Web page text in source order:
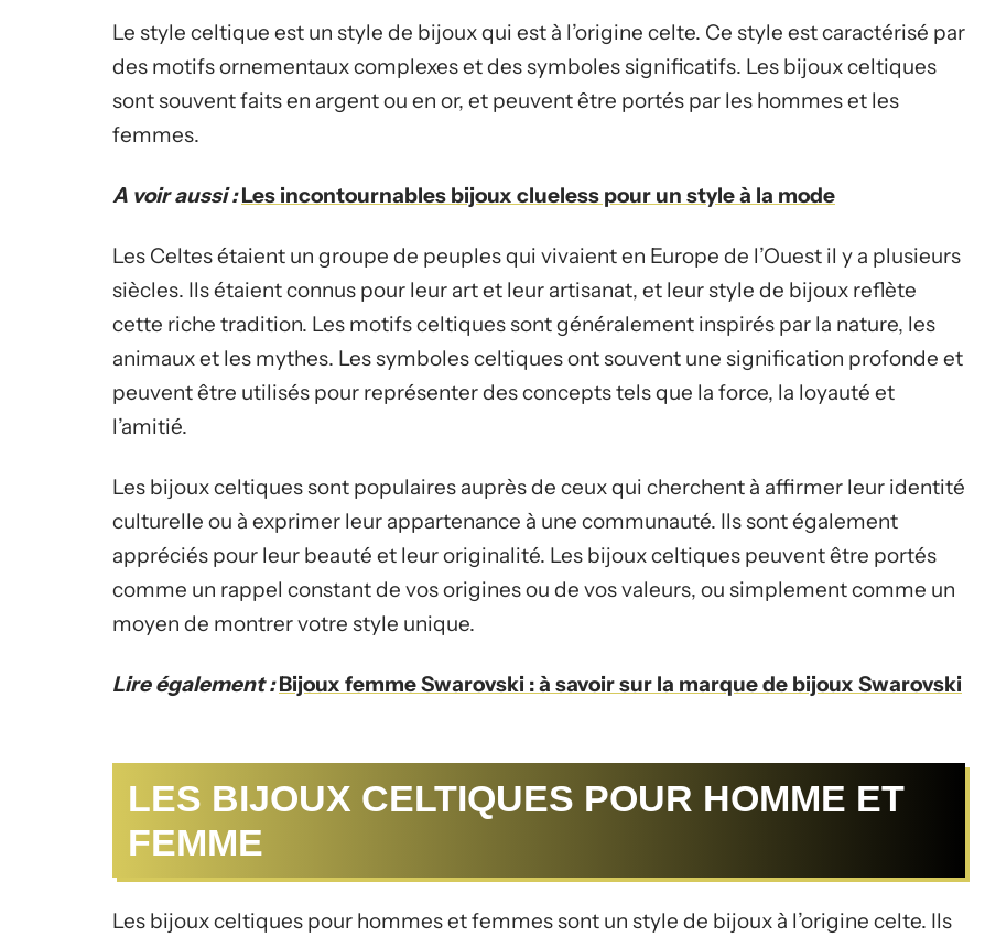
Le style celtique est un style de bijoux qui est à l’origine celte. Ce style est caractérisé par
des motifs ornementaux complexes et des symboles significatifs. Les bijoux celtiques
sont souvent faits en argent ou en or, et peuvent être portés par les hommes et les
femmes.
A voir aussi : Les incontournables bijoux clueless pour un style à la mode
Les Celtes étaient un groupe de peuples qui vivaient en Europe de l’Ouest il y a plusieurs
siècles. Ils étaient connus pour leur art et leur artisanat, et leur style de bijoux reflète
cette riche tradition. Les motifs celtiques sont généralement inspirés par la nature, les
animaux et les mythes. Les symboles celtiques ont souvent une signification profonde et
peuvent être utilisés pour représenter des concepts tels que la force, la loyauté et
l’amitié.
Les bijoux celtiques sont populaires auprès de ceux qui cherchent à affirmer leur identité
culturelle ou à exprimer leur appartenance à une communauté. Ils sont également
appréciés pour leur beauté et leur originalité. Les bijoux celtiques peuvent être portés
comme un rappel constant de vos origines ou de vos valeurs, ou simplement comme un
moyen de montrer votre style unique.
Lire également : Bijoux femme Swarovski : à savoir sur la marque de bijoux Swarovski
LES BIJOUX CELTIQUES POUR HOMME ET
FEMME
Les bijoux celtiques pour hommes et femmes sont un style de bijoux à l’origine celte. Ils